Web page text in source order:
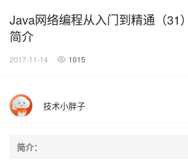
Java网络编程从入门到精通（31
简介
2017-11-14 1015
技术小胖子
简介：